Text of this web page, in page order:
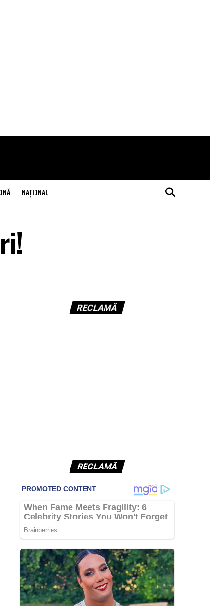
NAŢIONAL
RECLAMĂ
RECLAMĂ